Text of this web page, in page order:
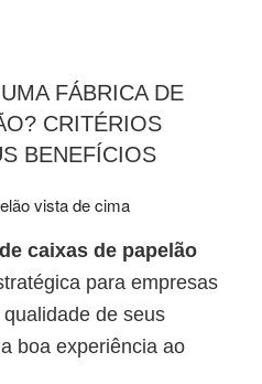
FÁBRICA DE
CRITÉRIOS
BENEFÍCIOS
caixas de papelão
para empresas
de seus
boa experiência ao